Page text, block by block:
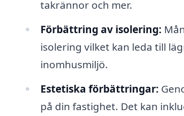
takrännor och mer.
Förbättring av isolering:
isolering vilket kan leda till
inomhusmiljö.
Estetiska förbättringar:
på din fastighet. Det kan